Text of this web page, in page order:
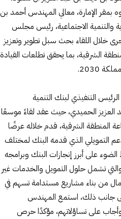
بمقر الإمارة، معالي المهندس أحمد بن
والتنمية الاجتماعية، رئيس مجلس
خلال اللقاء بحث سبل تطوير وتعزيز
الشرقية، بما يحقق تطلعات القيادة
2030.
التنفيذي لبنك التنمية
العزيز الحميدي، حيث عقد لقاءً موسعًا
المنطقة الشرقية، قدم خلاله عرضًا
التمويلي الذي قدمه البنك لمختلف
على أبرز إنجازات البنك وبرامجه
تشمل حلول التمويل والخدمات غير
من بناء مشاريع مستدامة تسهم في
إلى جانب ذلك، استمع المهندس
على تساؤلاتهم، مؤكدًا حرص